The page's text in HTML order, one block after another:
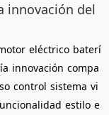
innovación del
eléctrico baterí
innovación compa
control sistema vi
estilo e